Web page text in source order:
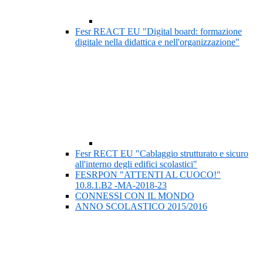
Fesr REACT EU "Digital board: formazione
digitale nella didattica e nell'organizzazione"
Fesr RECT EU "Cablaggio strutturato e sicuro
all'interno degli edifici scolastici"
FESRPON "ATTENTI AL CUOCO!"
10.8.1.B2 -MA-2018-23
CONNESSI CON IL MONDO
ANNO SCOLASTICO 2015/2016